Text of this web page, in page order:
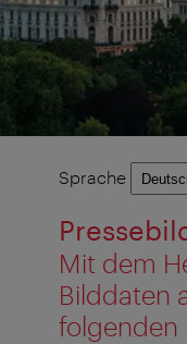
Sprachauswahl
Sprache
Mit dem
Bilddaten
folgenden